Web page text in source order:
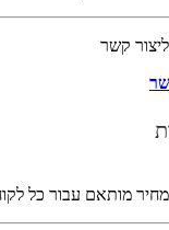
קשר
מותאם עבור כל